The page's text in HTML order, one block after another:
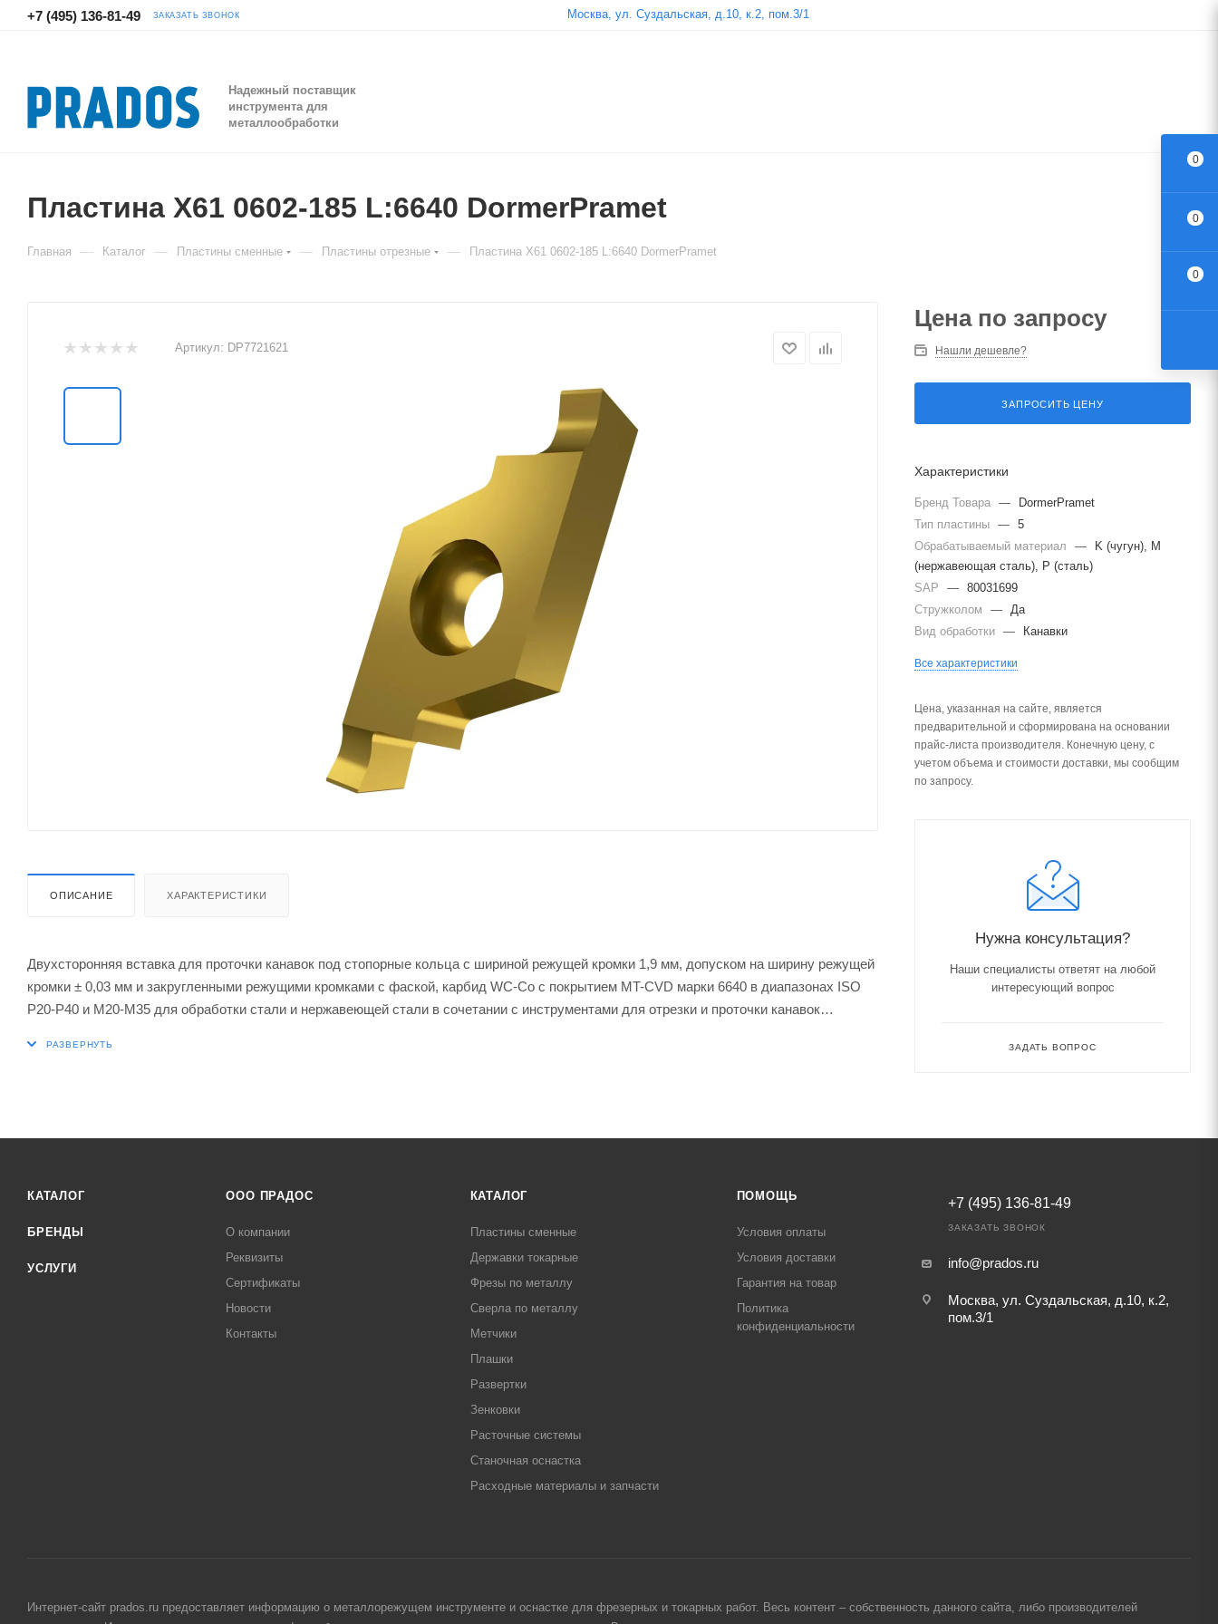
+7 (495) 136-81-49 ЗАКАЗАТЬ ЗВОНОК Москва, ул. Суздальская, д.10, к.2, пом.3/1
Надежный поставщик
инструмента для
металлообработки
Пластина X61 0602-185 L:6640 DormerPramet
Главная — Каталог — Пластины сменные — Пластины отрезные — Пластина X61 0602-185 L:6640 DormerPramet
Артикул: DP7721621
ОПИСАНИЕ ХАРАКТЕРИСТИКИ
Двухсторонняя вставка для проточки канавок под стопорные кольца с шириной режущей кромки 1,9 мм, допуском на ширину режущей
кромки ± 0,03 мм и закругленными режущими кромками с фаской, карбид WC-Co с покрытием MT-CVD марки 6640 в диапазонах ISO
P20-P40 и M20-M35 для обработки стали и нержавеющей стали в сочетании с инструментами для отрезки и проточки канавок
Цена по запросу
Нашли дешевле?
ЗАПРОСИТЬ ЦЕНУ
Характеристики
Бренд Товара —
DormerPramet
Тип пластины — 5
Обрабатываемый материал
—
K (чугун), M
(нержавеющая сталь), P (сталь)
SAP
— 80031699
Стружколом
— Да
Вид обработки — Канавки
Все характеристики
Цена, указанная на сайте, является
предварительной и сформирована на основании
прайс-листа производителя. Конечную цену, с
учетом объема и стоимости доставки, мы сообщим
по запросу.
Нужна консультация?
Наши специалисты ответят на любой
интересующий вопрос
ЗАДАТЬ ВОПРОС
КАТАЛОГ
БРЕНДЫ
УСЛУГИ
ООО ПРАДОС
О компании
Реквизиты
Сертификаты
Новости
Контакты
КАТАЛОГ
Пластины сменные
Державки токарные
Фрезы по металлу
Сверла по металлу
Метчики
Плашки
Развертки
Зенковки
Расточные системы
Станочная оснастка
Расходные материалы и запчасти
ПОМОЩЬ
Условия оплаты
Условия доставки
Гарантия на товар
Политика
конфиденциальности
+7 (495) 136-81-49
ЗАКАЗАТЬ ЗВОНОК
info@prados.ru
Москва, ул. Суздальская, д.10, к.2,
пом.3/1
Интернет-сайт prados.ru предоставляет информацию о металлорежущем инструменте и оснастке для фрезерных и токарных работ. Весь контент – собственность данного сайта, либо производителей
0
0
0